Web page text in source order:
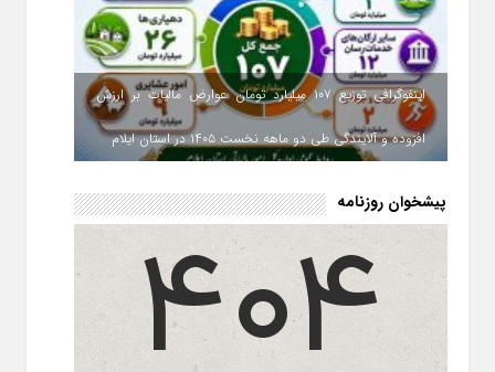
اینفوگرافی توزیع ۱۰۷ میلیارد تومان عوارض مالیات بر ارزش
افزوده و آلایندگی طی دو ماهه نخست ۱۴۰۵ در استان ایلام
پیشخوان روزنامه